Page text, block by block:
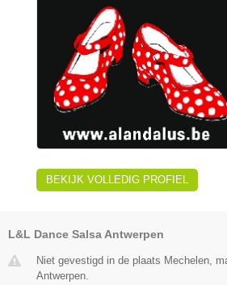
BEKIJK VOLLEDIG PROFIEL
L&L Dance Salsa Antwerpen
Niet gevestigd in de plaats Mechelen,
Antwerpen.